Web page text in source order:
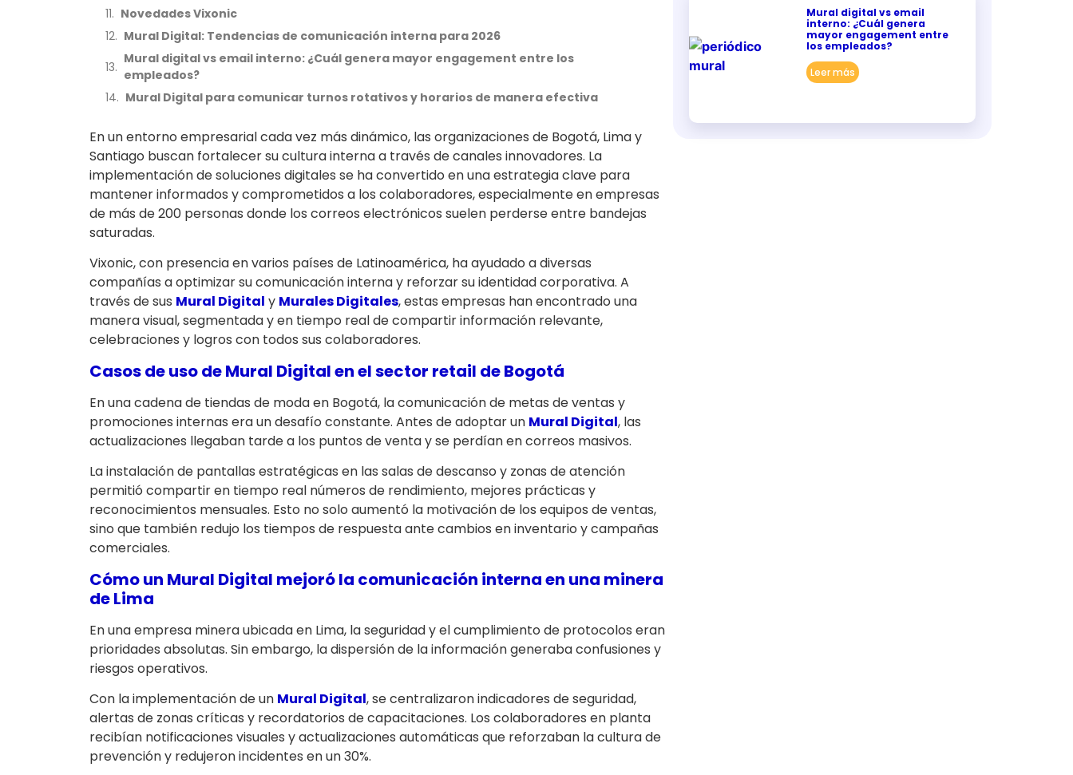
Novedades Vixonic
Mural Digital: Tendencias de comunicación interna para 2026
Mural digital vs email interno: ¿Cuál genera mayor engagement entre los
empleados?
Mural Digital para comunicar turnos rotativos y horarios de manera efectiva
En un entorno empresarial cada vez más dinámico, las organizaciones de Bogotá, Lima y
Santiago buscan fortalecer su cultura interna a través de canales innovadores. La
implementación de soluciones digitales se ha convertido en una estrategia clave para
mantener informados y comprometidos a los colaboradores, especialmente en empresas
de más de 200 personas donde los correos electrónicos suelen perderse entre bandejas
saturadas.
Vixonic, con presencia en varios países de Latinoamérica, ha ayudado a diversas
compañías a optimizar su comunicación interna y reforzar su identidad corporativa. A
través de sus Mural Digital y Murales Digitales, estas empresas han encontrado una
manera visual, segmentada y en tiempo real de compartir información relevante,
celebraciones y logros con todos sus colaboradores.
Casos de uso deMural Digitalen el sector retail de Bogotá
En una cadena de tiendas de moda en Bogotá, la comunicación de metas de ventas y
promociones internas era un desafío constante. Antes de adoptar un Mural Digital, las
actualizaciones llegaban tarde a los puntos de venta y se perdían en correos masivos.
La instalación de pantallas estratégicas en las salas de descanso y zonas de atención
permitió compartir en tiempo real números de rendimiento, mejores prácticas y
reconocimientos mensuales. Esto no solo aumentó la motivación de los equipos de ventas,
sino que también redujo los tiempos de respuesta ante cambios en inventario y campañas
comerciales.
Cómo un Mural Digital mejoró la comunicación interna en una minera
de Lima
En una empresa minera ubicada en Lima, la seguridad y el cumplimiento de protocolos eran
prioridades absolutas. Sin embargo, la dispersión de la información generaba confusiones y
riesgos operativos.
Con la implementación de un Mural Digital, se centralizaron indicadores de seguridad,
alertas de zonas críticas y recordatorios de capacitaciones. Los colaboradores en planta
recibían notificaciones visuales y actualizaciones automáticas que reforzaban la cultura de
prevención y redujeron incidentes en un 30%.
Mural digital vs email
interno: ¿Cuál genera
mayor engagement entre
los empleados?
Leer más